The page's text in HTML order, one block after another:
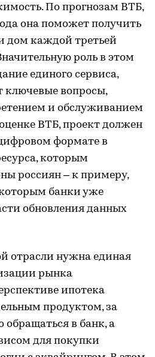
По прогнозам ВТБ,
она поможет получить
дом каждой третьей
роль в этом
единого сервиса,
ключевые вопросы,
и обслуживанием
ВТБ, проект должен
формате в
которым
россиян – к примеру,
которым банки уже
обновления данных
отрасли нужна единая
рынка
ипотека
продуктом, за
в банк, а
для покупки